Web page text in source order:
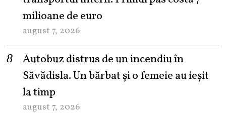
milioane de euro
august 7, 2026
Autobuz distrus de un incendiu în
Săvădisla. Un bărbat și o femeie au ieșit
la timp
august 7, 2026